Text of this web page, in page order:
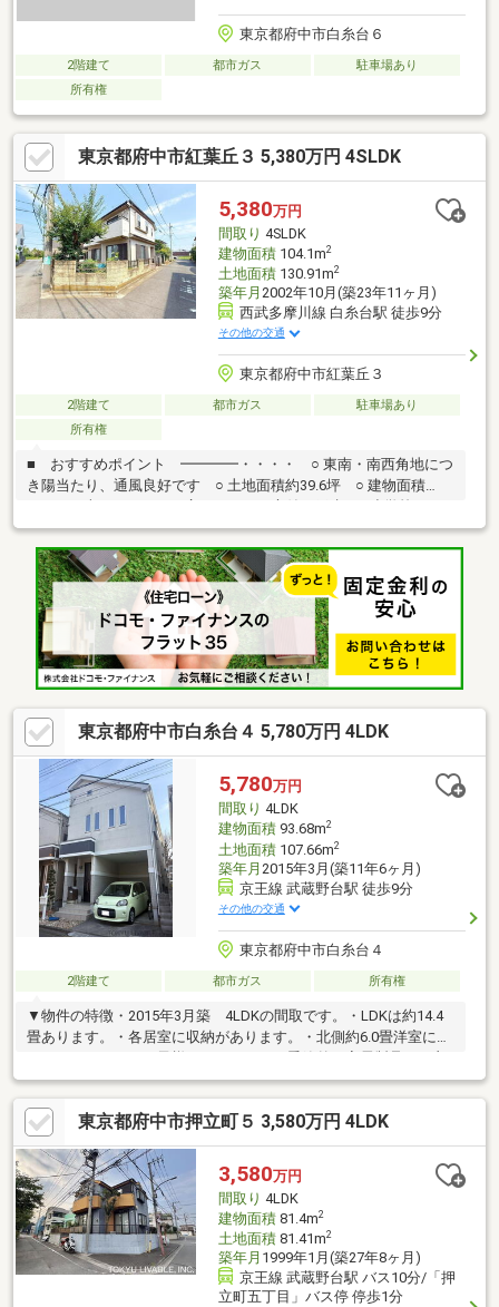
東京都府中市白糸台６
2階建て 都市ガス
駐車場あり
所有権
東京都府中市紅葉丘３ 5,380万円 4SLDK
5,380万円
間取り 4SLDK
建物面積104.1m2
土地面積130.91m2
築年月 2002年10月(築23年11ヶ月)
西武多摩川線 白糸台駅 徒歩9分
その他の交通
東京都府中市紅葉丘３
2階建て 都市ガス
駐車場あり
所有権
■ おすすめポイント ━━━━・・・・ ○ 東南・南西角地につ
き陽当たり、通風良好です ○ 土地面積約39.6坪 ○ 建物面積
徒歩10分、中学校まで徒歩4分と子育てに適した環境■ 設備・仕
様 ━━━━━━・・・ ○ システムキッチン ○ 食器洗浄乾燥
機 ○ 浄水器一体型水栓 ○ ガラストップコンロ ○ 三面鏡付き洗
面化粧台 ○ シャンプドレッサー ○ 1，2階シャワートイレ ○ 1
階和室に堀こたつ
東京都府中市白糸台４ 5,780万円 4LDK
5,780万円
間取り 4LDK
建物面積93.68m2
土地面積107.66m2
築年月 2015年3月(築11年6ヶ月)
京王線 武蔵野台駅 徒歩9分
その他の交通
東京都府中市白糸台４
2階建て 都市ガス 所有権
▼物件の特徴・2015年3月築 4LDKの間取です。・LDKは約14.4
畳あります。・各居室に収納があります。・北側約6.0畳洋室にロ
類等の収納に便利です。・風通しの良い二面採光の居室。全居室
二面採光の間取り設計となっており、 どの居室も換気がしやす
いのが特徴です。・南向きで非常に日当たりが良く、洗濯物はも
ちろん、植物を育てるにもよい環境です。十分な広さがあるた
め、ガーデニングを楽しめるほか、夏場には子供用のビニールプ
ールを出してお子様と遊ぶのにも最適です。ライフスタイルに合
わせて自由自在に活用いただけます。
東京都府中市押立町５ 3,580万円 4LDK
3,580万円
間取り 4LDK
建物面積81.4m2
土地面積81.41m2
築年月 1999年1月(築27年8ヶ月)
京王線 武蔵野台駅 バス10分/「押
立町五丁目」バス停 停歩1分